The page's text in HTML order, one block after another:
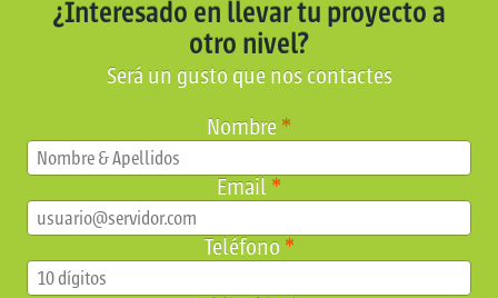
¿Interesado en llevar tu proyecto a
otro nivel?
Será un gusto que nos contactes
Nombre*
Email*
Teléfono *